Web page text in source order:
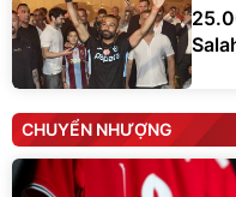
CHUYỂN NHƯỢNG